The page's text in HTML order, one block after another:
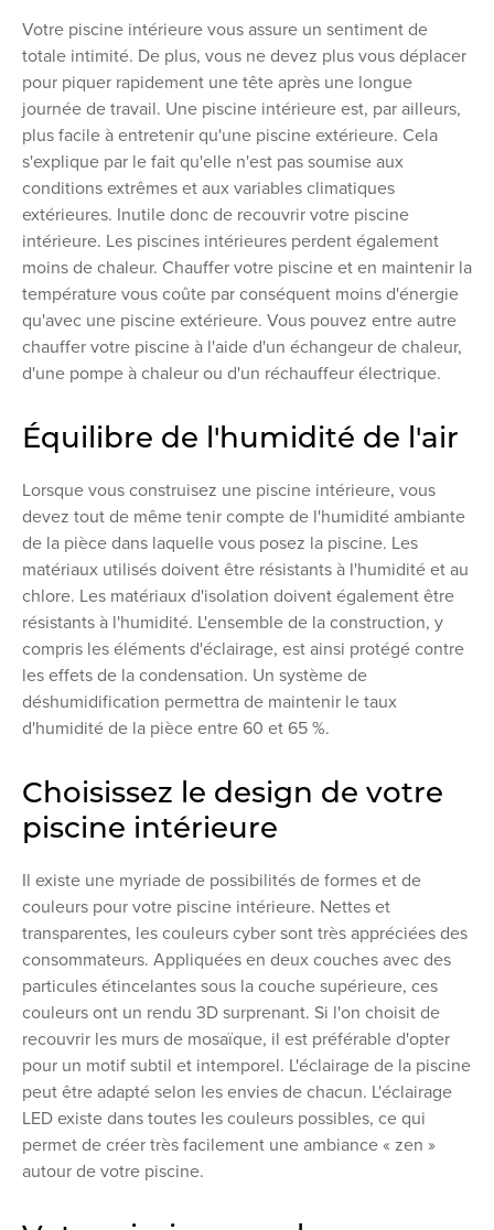
Votre piscine intérieure vous assure un sentiment de
totale intimité. De plus, vous ne devez plus vous déplacer
pour piquer rapidement une tête après une longue
journée de travail. Une piscine intérieure est, par ailleurs,
plus facile à entretenir qu'une piscine extérieure. Cela
s'explique par le fait qu'elle n'est pas soumise aux
conditions extrêmes et aux variables climatiques
extérieures. Inutile donc de recouvrir votre piscine
intérieure. Les piscines intérieures perdent également
moins de chaleur. Chauffer votre piscine et en maintenir la
température vous coûte par conséquent moins d'énergie
qu'avec une piscine extérieure. Vous pouvez entre autre
chauffer votre piscine à l'aide d'un échangeur de chaleur,
d'une pompe à chaleur ou d'un réchauffeur électrique.
Équilibre de l'humidité de l'air
Lorsque vous construisez une piscine intérieure, vous
devez tout de même tenir compte de l'humidité ambiante
de la pièce dans laquelle vous posez la piscine. Les
matériaux utilisés doivent être résistants à l'humidité et au
chlore. Les matériaux d'isolation doivent également être
résistants à l'humidité. L'ensemble de la construction, y
compris les éléments d'éclairage, est ainsi protégé contre
les effets de la condensation. Un système de
déshumidification permettra de maintenir le taux
d'humidité de la pièce entre 60 et 65 %.
Choisissez le design de votre
piscine intérieure
Il existe une myriade de possibilités de formes et de
couleurs pour votre piscine intérieure. Nettes et
transparentes, les couleurs cyber sont très appréciées des
consommateurs. Appliquées en deux couches avec des
particules étincelantes sous la couche supérieure, ces
couleurs ont un rendu 3D surprenant. Si l'on choisit de
recouvrir les murs de mosaïque, il est préférable d'opter
pour un motif subtil et intemporel. L'éclairage de la piscine
peut être adapté selon les envies de chacun. L'éclairage
LED existe dans toutes les couleurs possibles, ce qui
permet de créer très facilement une ambiance « zen »
autour de votre piscine.